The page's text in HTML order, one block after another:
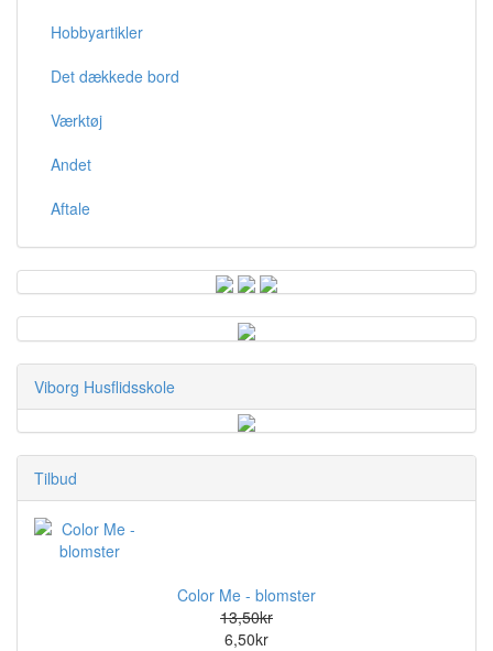
Hobbyartikler
Det dækkede bord
Værktøj
Andet
Aftale
Viborg Husflidsskole
Tilbud
Color Me - blomster
13,50kr
6,50kr